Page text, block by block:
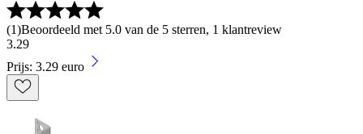
(1)Beoordeeld met 5.0 van de 5 sterren, 1 klantreview
3.29
Prijs: 3.29 euro